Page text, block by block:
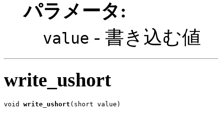
パラメータ:
value - 書き込む値
write_ushort
void write_ushort (short value)